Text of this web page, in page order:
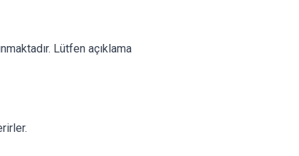
Lütfen açıklama